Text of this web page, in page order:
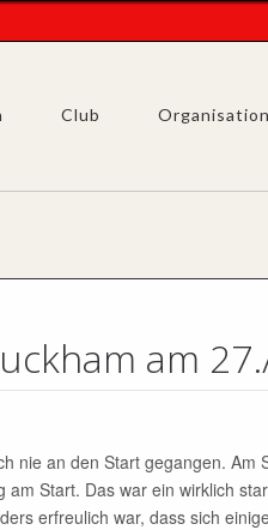
Club Organisation
am
nie an den Start gegangen.
Start. Das war ein wirklich
erfreulich war, dass sich